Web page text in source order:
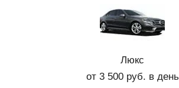
Люкс
от 3 500 руб. в день